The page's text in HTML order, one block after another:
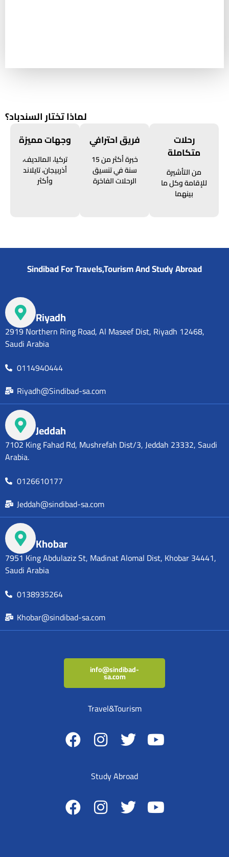
لماذا تختار السندباد؟
وجهات مميزة
تركيا، المالديف،
أذربيجان، تايلاند
وأكثر
فريق احترافي
خبرة أكثر من 15
سنة في تنسيق
الرحلات الفاخرة
رحلات
متكاملة
من التأشيرة
للإقامة وكل ما
بينهما
Sindibad For Travels,Tourism And Study Abroad
Riyadh
2919 Northern Ring Road, Al Maseef Dist, Riyadh 12468,
Saudi Arabia
0114940444
Riyadh@Sindibad-sa.com
Jeddah
7102 King Fahad Rd, Mushrefah Dist/3, Jeddah 23332, Saudi
Arabia.
0126610177
Jeddah@sindibad-sa.com
Khobar
7951 King Abdulaziz St, Madinat Alomal Dist, Khobar 34441,
Saudi Arabia
0138935264
Khobar@sindibad-sa.com
info@sindibad-
sa.com
Travel&Tourism
Study Abroad